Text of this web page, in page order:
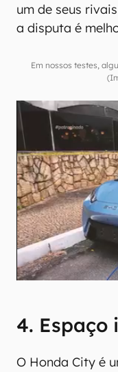
um de seus
a disputa é
Em nossos testes,
4. Espaço
O Honda City é